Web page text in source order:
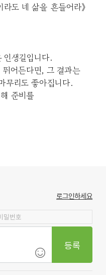
라도 네 삶을 흔들어라》
생길입니다.
어든다면, 그 결과는
무리도 좋아집니다.
준비를
로그인하세요
등록